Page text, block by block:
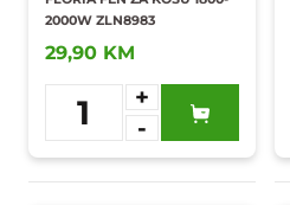
2000W ZLN8983
29,90 KM
1
+
-
Dodaj u
omiljene